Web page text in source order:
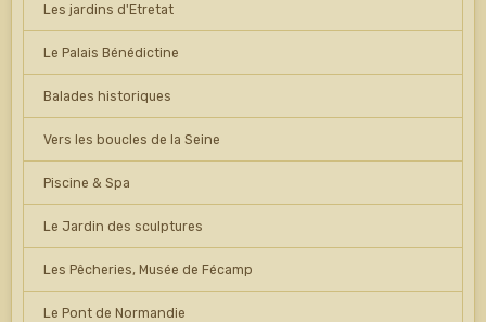
Les jardins d'Etretat
Le Palais Bénédictine
Balades historiques
Vers les boucles de la Seine
Piscine & Spa
Le Jardin des sculptures
Les Pêcheries, Musée de Fécamp
Le Pont de Normandie